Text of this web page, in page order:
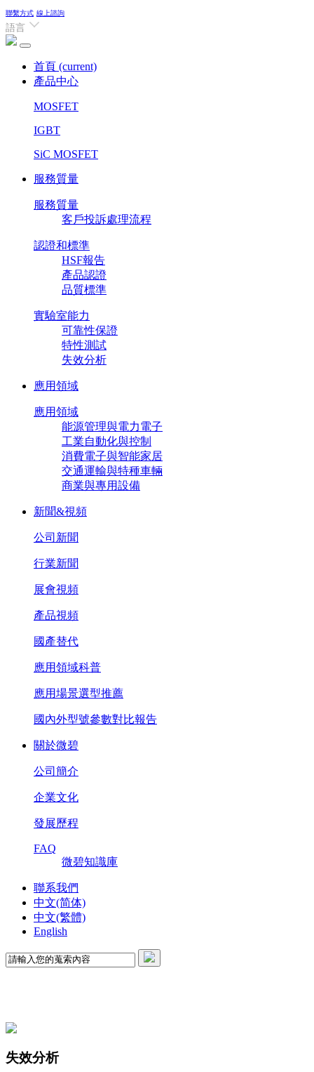
聯繫方式 線上諮詢
語言
首頁 (current)
產品中心
MOSFET
IGBT
SiC MOSFET
服務質量
服務質量
客戶投訴處理流程
認證和標準
HSF報告
產品認證
品質標準
實驗室能力
可靠性保證
特性測試
失效分析
應用領域
應用領域
能源管理與電力電子
工業自動化與控制
消費電子與智能家居
交通運輸與特種車輛
商業與專用設備
新聞&視頻
公司新聞
行業新聞
展會視頻
產品視頻
國產替代
應用領域科普
應用場景選型推薦
國內外型號參數對比報告
關於微碧
公司簡介
企業文化
發展歷程
FAQ
微碧知識庫
聯系我們
中文(简体)
中文(繁體)
English
失效分析